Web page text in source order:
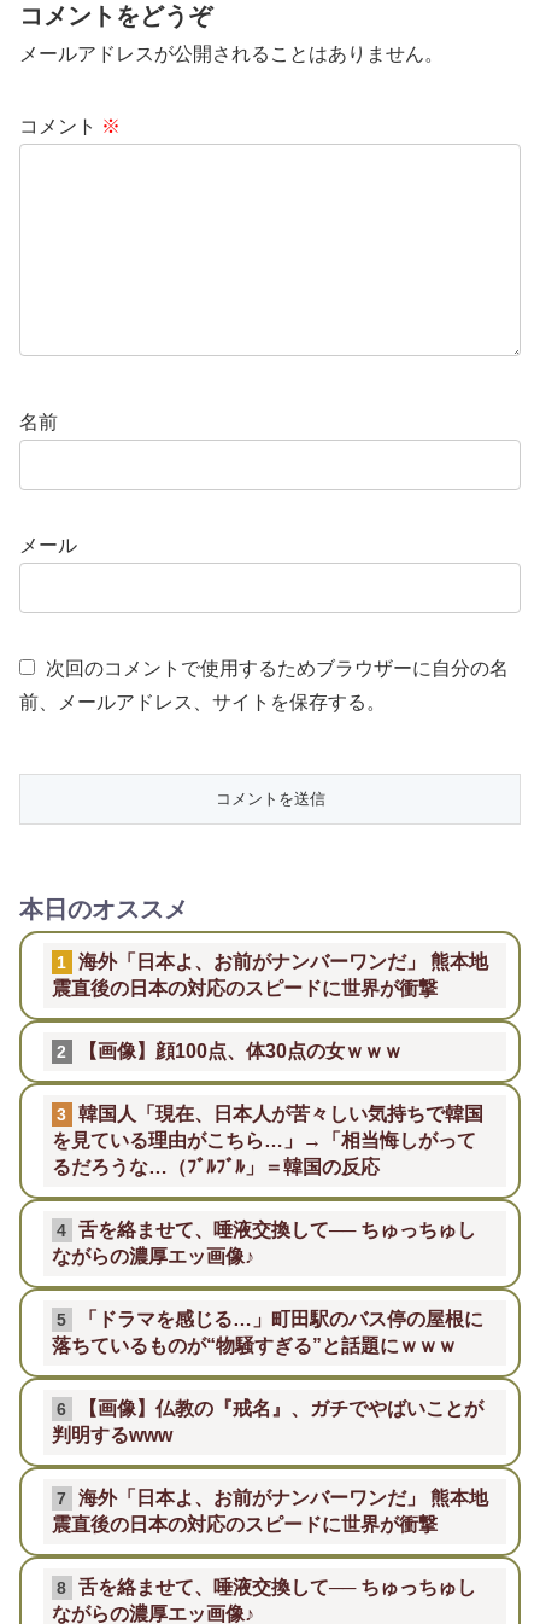
コメントをどうぞ
メールアドレスが公開されることはありません。
コメント ※
名前
メール
次回のコメントで使用するためブラウザーに自分の名
前、メールアドレス、サイトを保存する。
本日のオススメ
1
海外「日本よ、お前がナンバーワンだ」 熊本地
震直後の日本の対応のスピードに世界が衝撃
2 【画像】顔100点、体30点の女ｗｗｗ
3
韓国人「現在、日本人が苦々しい気持ちで韓国
を見ている理由がこちら…」→「相当悔しがって
るだろうな…（ﾌﾞﾙﾌﾞﾙ」＝韓国の反応
4
舌を絡ませて、唾液交換して── ちゅっちゅし
ながらの濃厚エッ画像♪
5
「ドラマを感じる…」町田駅のバス停の屋根に
落ちているものが“物騒すぎる”と話題にｗｗｗ
6
【画像】仏教の『戒名』、ガチでやばいことが
判明するwww
7
海外「日本よ、お前がナンバーワンだ」 熊本地
震直後の日本の対応のスピードに世界が衝撃
8
舌を絡ませて、唾液交換して── ちゅっちゅし
ながらの濃厚エッ画像♪